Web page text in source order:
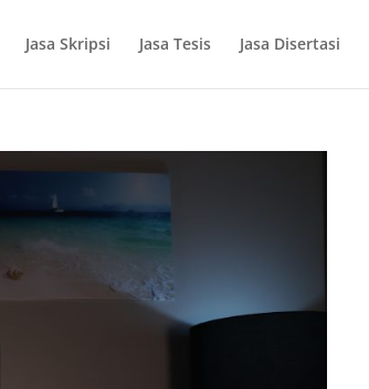
Jasa Skripsi Jasa Tesis Jasa Disertasi